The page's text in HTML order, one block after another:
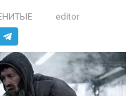
editor